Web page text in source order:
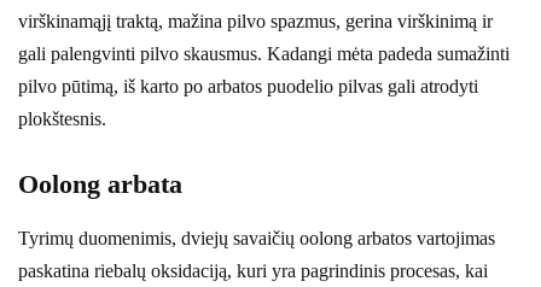
virškinamąjį traktą, mažina pilvo spazmus, gerina virškinimą ir
gali palengvinti pilvo skausmus. Kadangi mėta padeda sumažinti
pilvo pūtimą, iš karto po arbatos puodelio pilvas gali atrodyti
plokštesnis.
Oolong arbata
Tyrimų duomenimis, dviejų savaičių oolong arbatos vartojimas
paskatina riebalų oksidaciją, kuri yra pagrindinis procesas, kai